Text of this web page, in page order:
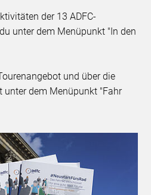
der 13 ADFC-
unter dem Menüpunkt "In den
und über die
unter dem Menüpunkt "Fahr